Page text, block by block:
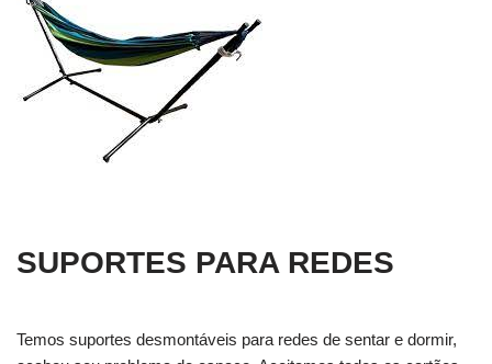
SUPORTES PARA REDES
Temos suportes desmontáveis para redes de sentar e dormir,